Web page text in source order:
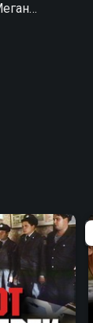
был
-
что имя и
и